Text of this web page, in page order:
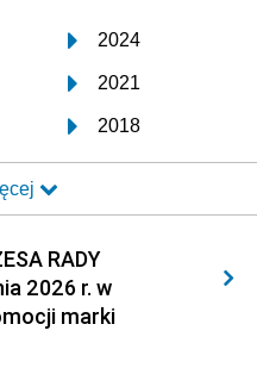
2024
2021
2018
2015
2012
2009
2006
RADY
2026 r. w
marki